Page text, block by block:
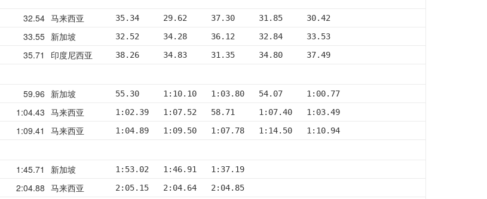
32.54 马来西亚 35.34     29.62     37.30     31.85     30.42
33.55 新加坡 32.52     34.28     36.12     32.84     33.53
35.71 印度尼西亚 38.26     34.83     31.35     34.80     37.49
59.96 新加坡 55.30     1:10.10   1:03.80   54.07     1:00.77
1:04.43 马来西亚 1:02.39   1:07.52   58.71     1:07.40   1:03.49
1:09.41 马来西亚 1:04.89   1:09.50   1:07.78   1:14.50   1:10.94
1:45.71 新加坡 1:53.02   1:46.91   1:37.19
2:04.88 马来西亚 2:05.15   2:04.64   2:04.85